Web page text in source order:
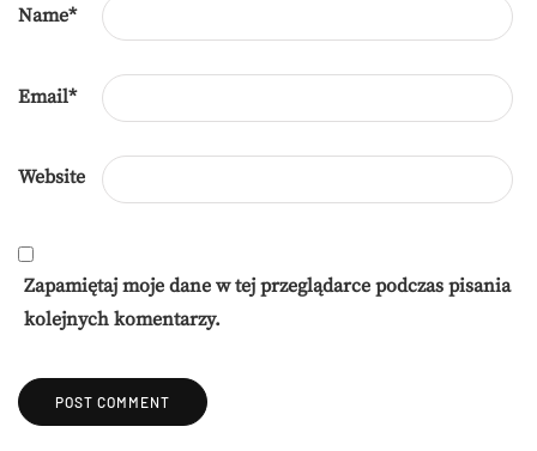
Name*
Email*
Website
Zapamiętaj moje dane w tej przeglądarce podczas pisania
kolejnych komentarzy.